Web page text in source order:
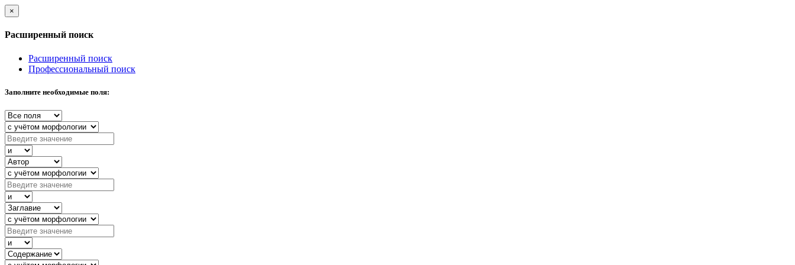
×
Расширенный поиск
Расширенный поиск
Профессиональный поиск
Заполните необходимые поля: